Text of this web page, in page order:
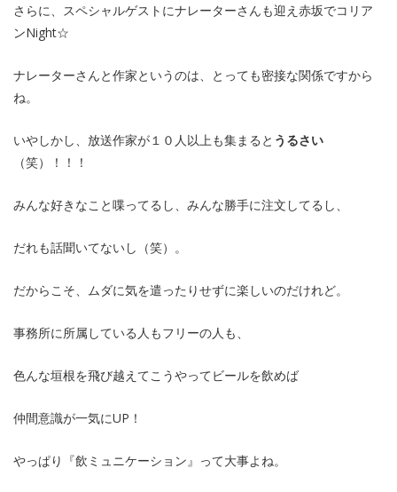
さらに、スペシャルゲストにナレーターさんも迎え赤坂でコリア
ンNight☆
ナレーターさんと作家というのは、とっても密接な関係ですから
ね。
いやしかし、放送作家が１０人以上も集まると うるさい
（笑）！！！
みんな好きなこと喋ってるし、みんな勝手に注文してるし、
だれも話聞いてないし（笑）。
だからこそ、ムダに気を遣ったりせずに楽しいのだけれど。
事務所に所属している人もフリーの人も、
色んな垣根を飛び越えてこうやってビールを飲めば
仲間意識が一気にUP！
やっぱり『飲ミュニケーション』って大事よね。